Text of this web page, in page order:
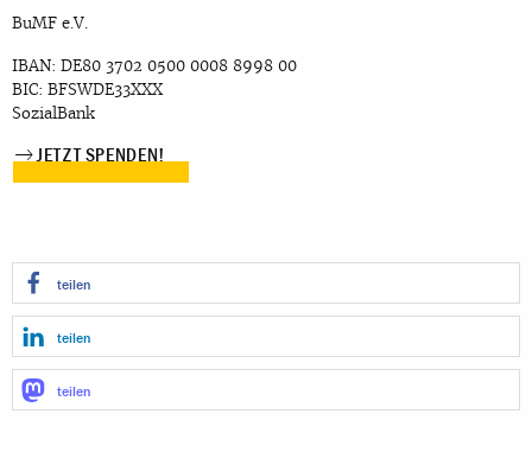
BuMF e.V.
IBAN: DE80 3702 0500 0008 8998 00
BIC: BFSWDE33XXX
SozialBank
JETZT SPENDEN!
teilen
teilen
teilen